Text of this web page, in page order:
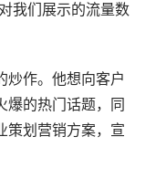
我们展示的流量数
炒作。他想向客户
爆的热门话题，同
策划营销方案，宣